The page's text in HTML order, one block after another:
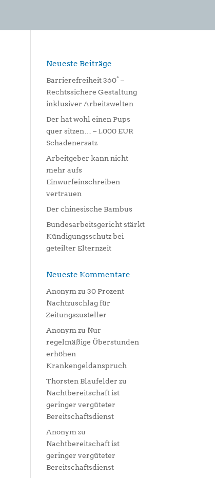
Neueste Beiträge
Barrierefreiheit 360° –
Rechtssichere Gestaltung
inklusiver Arbeitswelten
Der hat wohl einen Pups
quer sitzen… – 1.000 EUR
Schadenersatz
Arbeitgeber kann nicht
mehr aufs
Einwurfeinschreiben
vertrauen
Der chinesische Bambus
Bundesarbeitsgericht stärkt
Kündigungsschutz bei
geteilter Elternzeit
Neueste Kommentare
Anonym zu30 Prozent
Nachtzuschlag für
Zeitungszusteller
Anonym zu Nur
regelmäßige Überstunden
erhöhen
Krankengeldanspruch
Thorsten Blaufelder zu
Nachtbereitschaft ist
geringer vergüteter
Bereitschaftsdienst
Anonym zu
Nachtbereitschaft ist
geringer vergüteter
Bereitschaftsdienst